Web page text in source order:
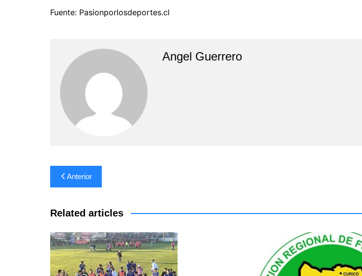
Fuente: Pasionporlosdeportes.cl
Angel Guerrero
Navegación
de
entradas
Anterior
Related articles